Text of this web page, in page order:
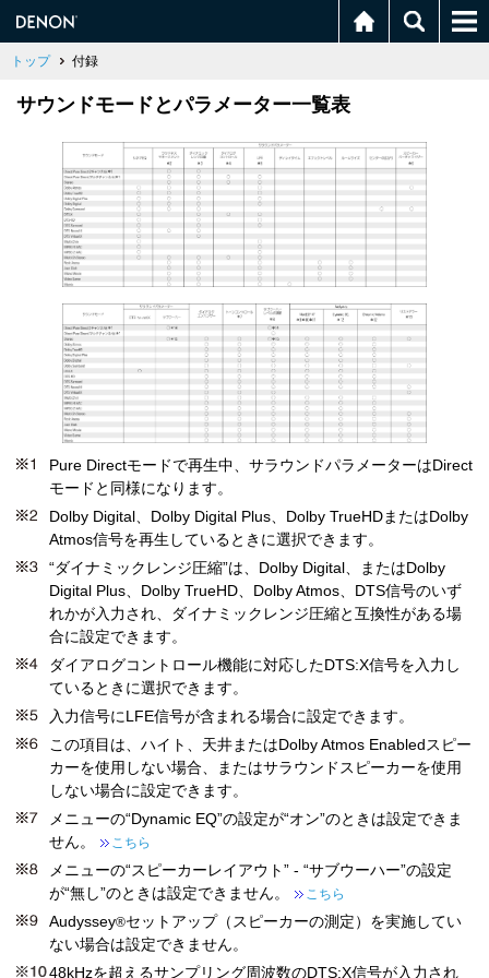
トップ 付録
サウンドモードとパラメーター一覧表
Pure Directモードで再生中、サラウンドパラメーターはDirect
モードと同様になります。
Dolby Digital、Dolby Digital Plus、Dolby TrueHDまたはDolby
Atmos信号を再生しているときに選択できます。
“ダイナミックレンジ圧縮”は、Dolby Digital、またはDolby
Digital Plus、Dolby TrueHD、Dolby Atmos、DTS信号のいず
れかが入力され、ダイナミックレンジ圧縮と互換性がある場
合に設定できます。
ダイアログコントロール機能に対応したDTS:X信号を入力し
ているときに選択できます。
入力信号にLFE信号が含まれる場合に設定できます。
この項目は、ハイト、天井またはDolby Atmos Enabledスピー
カーを使用しない場合、またはサラウンドスピーカーを使用
しない場合に設定できます。
メニューの“Dynamic EQ”の設定が“オン”のときは設定できま
せん。
こちら
メニューの“スピーカーレイアウト” - “サブウーハー”の設定
が“無し”のときは設定できません。
こちら
Audyssey®セットアップ（スピーカーの測定）を実施してい
ない場合は設定できません。
48kHzを超えるサンプリング周波数のDTS:X信号が入力され